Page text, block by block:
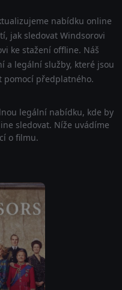
nabídku online
jak sledovat Windsorovi
ke stažení offline. Náš
a legální služby, které jsou
pomocí předplatného.
legální nabídku, kde by
sledovat. Níže uvádíme
o filmu.